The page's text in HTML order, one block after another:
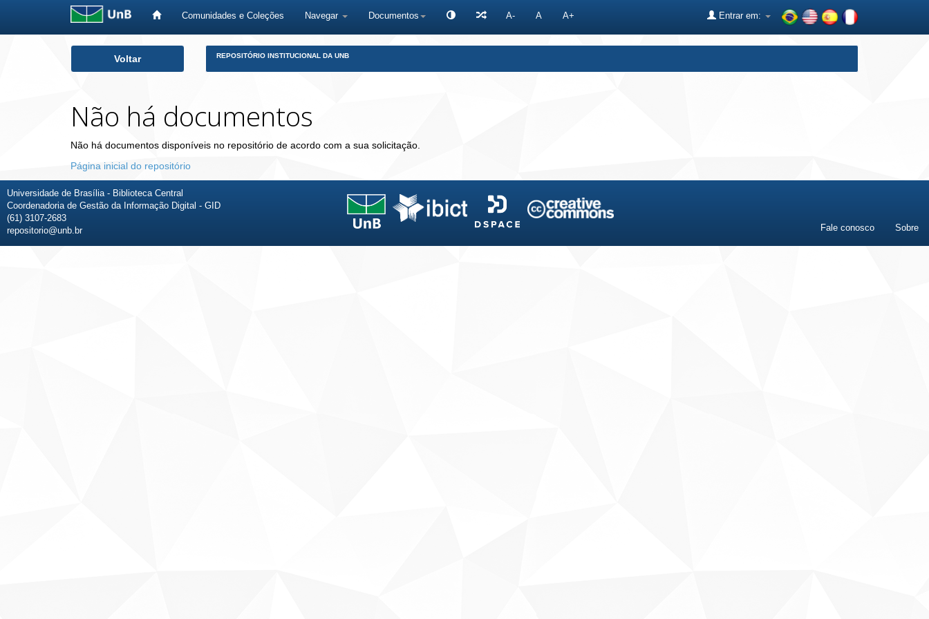
Comunidades e Coleções Navegar Documentos A- A A+ Entrar em:
Voltar REPOSITÓRIO INSTITUCIONAL DA UNB
Não há documentos
Não há documentos disponíveis no repositório de acordo com a sua solicitação.
Página inicial do repositório
Universidade de Brasília - Biblioteca Central
Coordenadoria de Gestão da Informação Digital - GID
(61) 3107-2683
repositorio@unb.br
Fale conosco Sobre